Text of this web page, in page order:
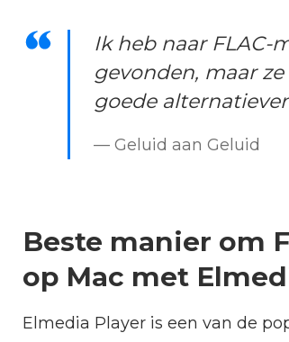
Ik heb naar FLAC-
gevonden, maar
goede
— Geluid aan Geluid
Beste manier om
op Mac met
Elmedia Player is een van de